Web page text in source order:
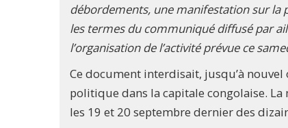
débordements, une manifestation sur la
les termes du communiqué diffusé par
l’organisation de l’activité prévue ce
Ce document interdisait, jusqu’à
politique dans la capitale congolaise.
les 19 et 20 septembre dernier des